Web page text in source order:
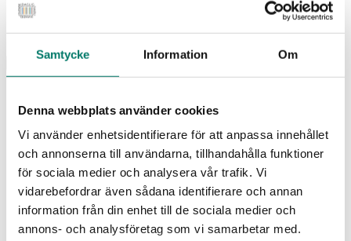
Samtycke Information Om
Denna webbplats använder cookies
Vi använder enhetsidentifierare för att anpassa innehållet
och annonserna till användarna, tillhandahålla funktioner
för sociala medier och analysera vår trafik. Vi
vidarebefordrar även sådana identifierare och annan
information från din enhet till de sociala medier och
annons- och analysföretag som vi samarbetar med.
Moms på livsmedel
Dagligvaruindex Frukt och Grönt
Årsrapport 2025
Aktuellt
Nyheter
Pressrum
Remisser
Fokusområden
Branschriktlinjer och överenskommelser
Livsmedelssäkerhet